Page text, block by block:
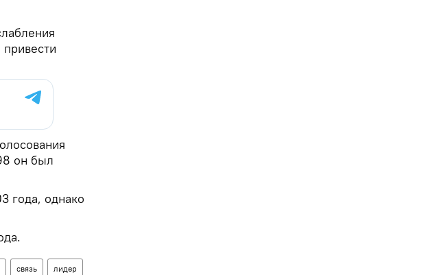
он был
года, однако
связь лидер